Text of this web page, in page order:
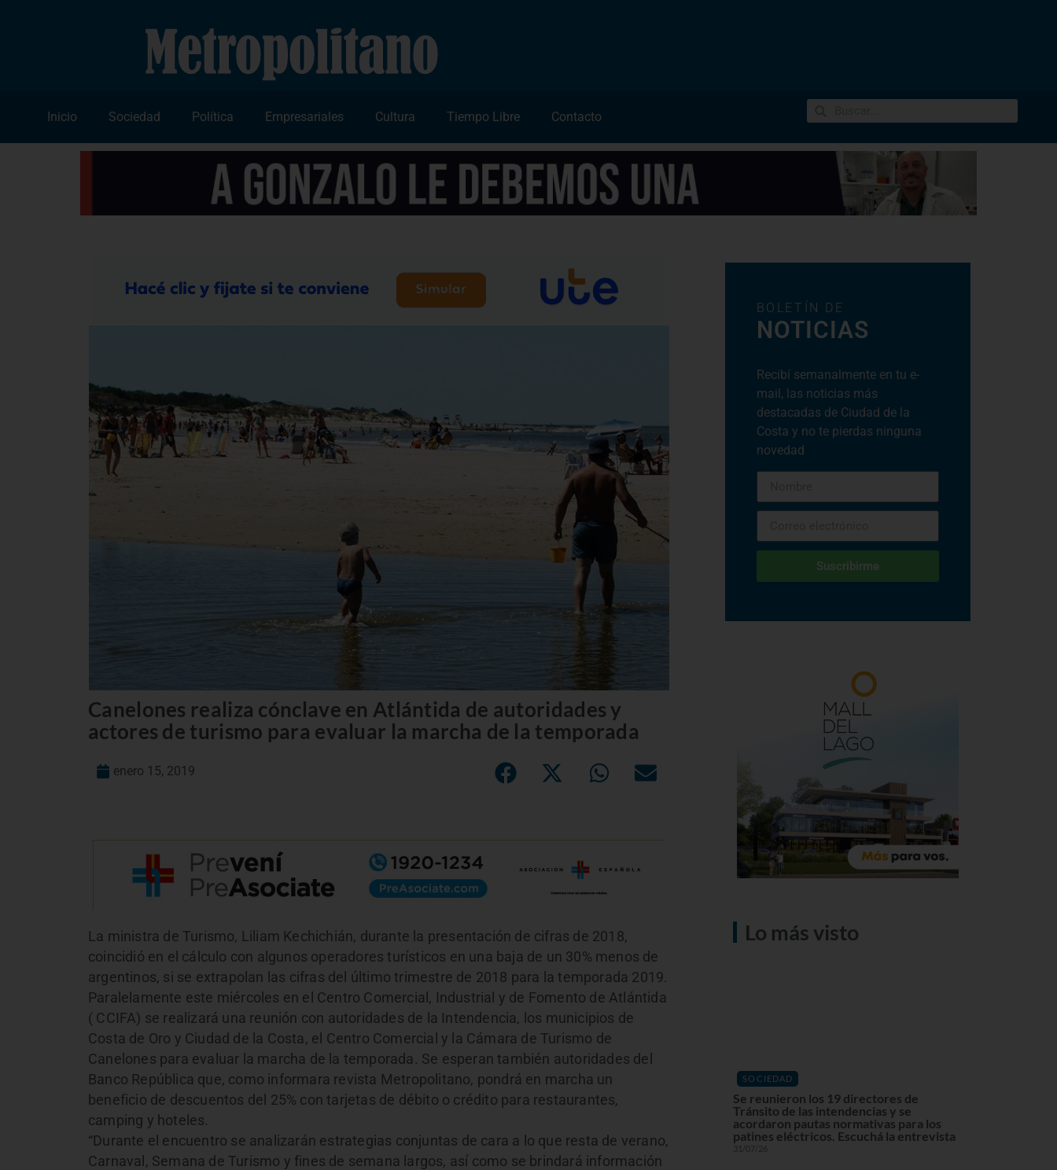
Inicio Sociedad Política Empresariales Cultura Tiempo Libre Contacto
Canelones realiza cónclave en Atlántida de autoridades y
actores de turismo para evaluar la marcha de la temporada
enero 15, 2019
La ministra de Turismo, Liliam Kechichián, durante la presentación de cifras de 2018,
coincidió en el cálculo con algunos operadores turísticos en una baja de un 30% menos de
argentinos, si se extrapolan las cifras del último trimestre de 2018 para la temporada 2019.
Paralelamente este miércoles en el Centro Comercial, Industrial y de Fomento de Atlántida
( CCIFA) se realizará una reunión con autoridades de la Intendencia, los municipios de
Costa de Oro y Ciudad de la Costa, el Centro Comercial y la Cámara de Turismo de
Canelones para evaluar la marcha de la temporada. Se esperan también autoridades del
Banco República que, como informara revista Metropolitano, pondrá en marcha un
beneficio de descuentos del 25% con tarjetas de débito o crédito para restaurantes,
camping y hoteles.
“Durante el encuentro se analizarán estrategias conjuntas de cara a lo que resta de verano,
Carnaval, Semana de Turismo y fines de semana largos, así como se brindará información
BOLETÍN DE
NOTICIAS
Recibí semanalmente en tu e-
mail, las noticias más
destacadas de Ciudad de la
Costa y no te pierdas ninguna
novedad
Suscribirme
Lo más visto
SOCIEDAD
Se reunieron los 19 directores de
Tránsito de las intendencias y se
acordaron pautas normativas para los
patines eléctricos. Escuchá la entrevista
31/07/26